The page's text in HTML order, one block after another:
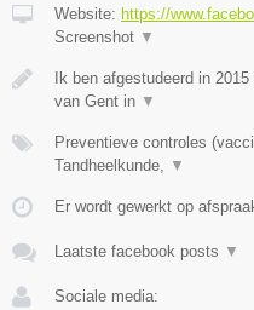
Website: https://
Screenshot ▼
Ik ben afgestudeerd in
van Gent in ▼
Preventieve controles
Tandheelkunde, ▼
Er wordt gewerkt op
Laatste facebook posts ▼
Sociale media: